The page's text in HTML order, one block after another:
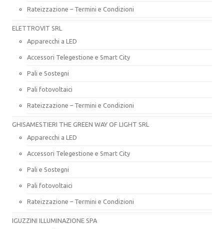
Rateizzazione – Termini e Condizioni
ELETTROVIT SRL
Apparecchi a LED
Accessori Telegestione e Smart City
Pali e Sostegni
Pali fotovoltaici
Rateizzazione – Termini e Condizioni
GHISAMESTIERI THE GREEN WAY OF LIGHT SRL
Apparecchi a LED
Accessori Telegestione e Smart City
Pali e Sostegni
Pali fotovoltaici
Rateizzazione – Termini e Condizioni
IGUZZINI ILLUMINAZIONE SPA